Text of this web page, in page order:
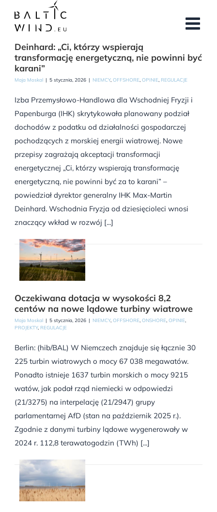
zawartości
Deinhard: „Ci, którzy wspierają
transformację energetyczną, nie powinni być
karani”
Maja Moskal | 5 stycznia, 2026 | NIEMCY, OFFSHORE, OPINIE, REGULACJE
Izba Przemysłowo-Handlowa dla Wschodniej Fryzji i
Papenburga (IHK) skrytykowała planowany podział
dochodów z podatku od działalności gospodarczej
pochodzących z morskiej energii wiatrowej. Nowe
przepisy zagrażają akceptacji transformacji
energetycznej „Ci, którzy wspierają transformację
energetyczną, nie powinni być za to karani” –
powiedział dyrektor generalny IHK Max-Martin
Deinhard. Wschodnia Fryzja od dziesięcioleci wnosi
znaczący wkład w rozwój [...]
Oczekiwana dotacja w wysokości 8,2
centów na nowe lądowe turbiny wiatrowe
Maja Moskal | 5 stycznia, 2026 | NIEMCY, OFFSHORE, ONSHORE, OPINIE,
PROJEKTY, REGULACJE
Berlin: (hib/BAL) W Niemczech znajduje się łącznie 30
225 turbin wiatrowych o mocy 67 038 megawatów.
Ponadto istnieje 1637 turbin morskich o mocy 9215
watów, jak podał rząd niemiecki w odpowiedzi
(21/3275) na interpelację (21/2947) grupy
parlamentarnej AfD (stan na październik 2025 r.).
Zgodnie z danymi turbiny lądowe wygenerowały w
2024 r. 112,8 terawatogodzin (TWh) [...]